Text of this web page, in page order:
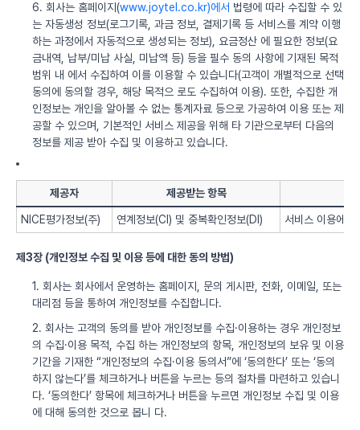
6. 회사는 홈페이지(www.joytel.co.kr)에서 법령에 따라 수집할 수 있
는 자동생성 정보(로그기록, 과금 정보, 결제기록 등 서비스를 계약 이행
하는 과정에서 자동적으로 생성되는 정보), 요금정산 에 필요한 정보(요
금내역, 납부/미납 사실, 미납액 등) 등을 필수 동의 사항에 기재된 목적
범위 내 에서 수집하여 이를 이용할 수 있습니다(고객이 개별적으로 선택
동의에 동의할 경우, 해당 목적으 로도 수집하여 이용). 또한, 수집한 개
인정보는 개인을 알아볼 수 없는 통계자료 등으로 가공하여 이용 또는 제
공할 수 있으며, 기본적인 서비스 제공을 위해 타 기관으로부터 다음의
정보를 제공 받아 수집 및 이용하고 있습니다.
제공자 제공받는 항목
NICE평가정보(주) 연계정보(CI) 및 중복확인정보(DI) 서비스 이용에
제3장 (개인정보 수집 및 이용 등에 대한 동의 방법)
1. 회사는 회사에서 운영하는 홈페이지, 문의 게시판, 전화, 이메일, 또는
대리점 등을 통하여 개인정보를 수집합니다.
2. 회사는 고객의 동의를 받아 개인정보를 수집·이용하는 경우 개인정보
의 수집·이용 목적, 수집 하는 개인정보의 항목, 개인정보의 보유 및 이용
기간을 기재한 “개인정보의 수집·이용 동의서”에 ‘동의한다’ 또는 ‘동의
하지 않는다’를 체크하거나 버튼을 누르는 등의 절차를 마련하고 있습니
다. ‘동의한다’ 항목에 체크하거나 버튼을 누르면 개인정보 수집 및 이용
에 대해 동의한 것으로 봅니 다.